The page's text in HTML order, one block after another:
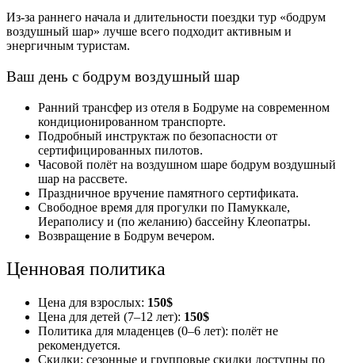
Из-за раннего начала и длительности поездки тур «бодрум
воздушный шар» лучше всего подходит активным и
энергичным туристам.
Ваш день с бодрум воздушный шар
Ранний трансфер из отеля в Бодруме на современном
кондиционированном транспорте.
Подробный инструктаж по безопасности от
сертифицированных пилотов.
Часовой полёт на воздушном шаре бодрум воздушный
шар на рассвете.
Праздничное вручение памятного сертификата.
Свободное время для прогулки по Памуккале,
Иераполису и (по желанию) бассейну Клеопатры.
Возвращение в Бодрум вечером.
Ценновая политика
Цена для взрослых: 150$
Цена для детей (7–12 лет): 150$
Политика для младенцев (0–6 лет): полёт не
рекомендуется.
Скидки: сезонные и групповые скидки доступны по